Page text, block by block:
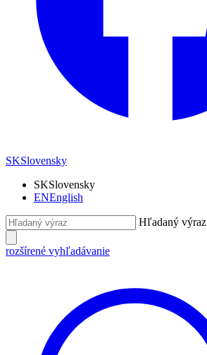
SKSlovensky
SKSlovensky
ENEnglish
Hľadaný výraz
rozšírené vyhľadávanie